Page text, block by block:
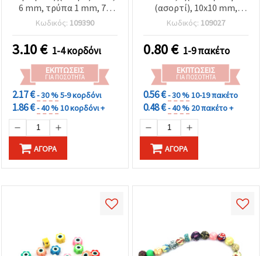
6 mm, τρύπα 1 mm, 73
τεμ.
Κωδικός: 109390
3.10€ 1-4 κορδόνι
ΕΚΠΤΏΣΕΙΣ
ΓΙΑ ΠΟΣΌΤΗΤΑ
2.17 €- 30 %5-9 κορδόνι
1.86 €- 40 %10 κορδόνι +
ΑΓΟΡΆ
(ασορτί), 10x10 mm,
τρύπα 2 mm – 20 τεμ.
Κωδικός: 109027
0.80€ 1-9 πακέτο
ΕΚΠΤΏΣΕΙΣ
ΓΙΑ ΠΟΣΌΤΗΤΑ
0.56 €- 30 %10-19 πακέτο
0.48 €- 40 % 20 πακέτο +
ΑΓΟΡΆ